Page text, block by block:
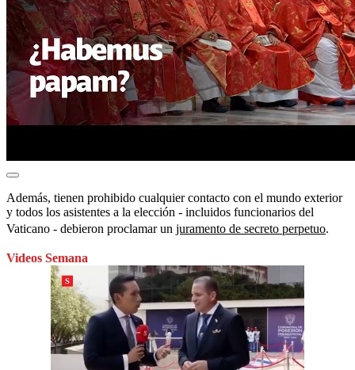
Además, tienen prohibido cualquier contacto con el mundo exterior
y todos los asistentes a la elección - incluidos funcionarios del
Vaticano - debieron proclamar un juramento de secreto perpetuo.
Videos Semana